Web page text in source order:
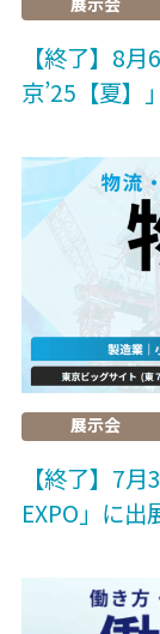
【終了】8
京’25【夏】
展示会
【終了】7
EXPO」に出